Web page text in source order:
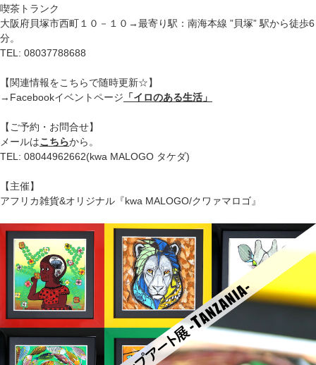
喫茶トランク
大阪府貝塚市西町１０－１０ →最寄り駅：南海本線 ”貝塚” 駅から徒歩6
分。
TEL: 08037788688
【関連情報をこちらで随時更新☆】
→Facebookイベントページ 「イロのある生活」
【ご予約・お問合せ】
メールはこちらから。
TEL: 08044962662(kwa MALOGO タケダ)
【主催】
アフリカ雑貨&オリジナル『kwa MALOGO/クワァマロゴ』